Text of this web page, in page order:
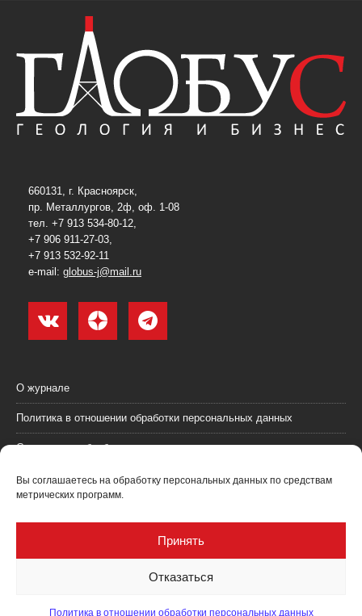
Вы соглашаетесь на обработку персональных данных по средствам
метрических программ.
Принять
Отказаться
Политика в отношении обработки персональных данных
660131, г. Красноярск,
пр. Металлургов, 2ф, оф. 1-08
тел. +7 913 534-80-12,
+7 906 911-27-03,
+7 913 532-92-11
e-mail: globus-j@mail.ru
О журнале
Политика в отношении обработки персональных данных
Согласие на обработку персональных данных
Пользовательское соглашение (оферта)